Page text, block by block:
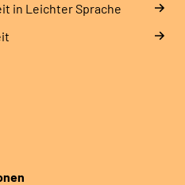
in Leichter Sprache